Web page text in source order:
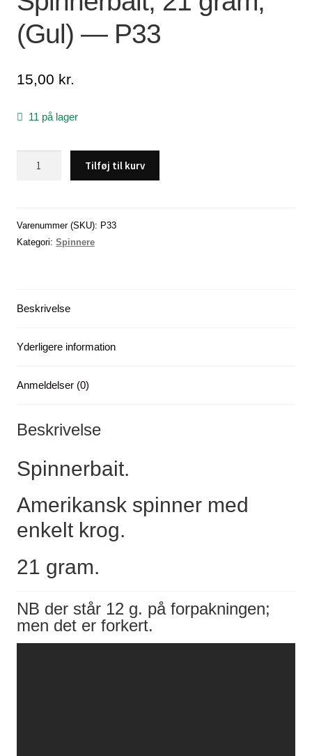
Lagersalg
(Gul) — P33
15,00 kr.
11 på lager
-
-
Tilføj til kurv
Varenummer (SKU): P33
Kategori:Spinnere
Beskrivelse
Yderligere information
Anmeldelser (0)
Beskrivelse
Spinnerbait.
Amerikansk spinner med
enkelt krog.
21 gram.
NB der står 12 g. på forpakningen;
men det er forkert.